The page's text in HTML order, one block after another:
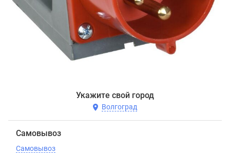
Укажите свой город
Волгоград
Самовывоз
Самовывоз